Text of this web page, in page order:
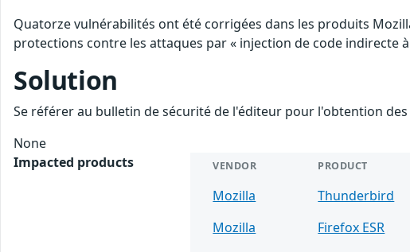
Quatorze vulnérabilités ont été corrigées dans les produits
protections contre les attaques par « injection de code indirecte
Solution
Se référer au bulletin de sécurité de l'éditeur pour l'obtention
None
Impacted products
VENDOR PRODUCT
Mozilla Thunderbird
Mozilla
Firefox ESR